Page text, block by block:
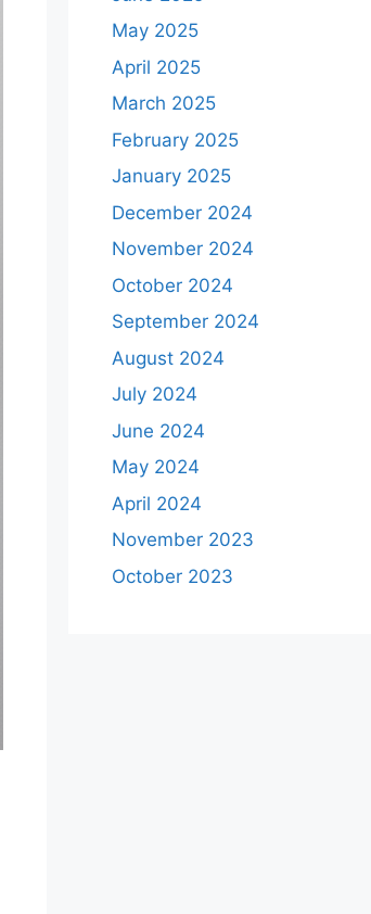
May 2025
April 2025
March 2025
February 2025
January 2025
December 2024
November 2024
October 2024
September 2024
August 2024
July 2024
June 2024
May 2024
April 2024
November 2023
October 2023